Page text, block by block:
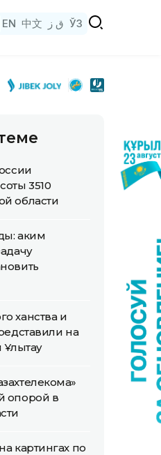
EN 中文 ق ز ЎЗ
3510
области
аким
ханства и
на
Ұлытау
опорой в
картингах по